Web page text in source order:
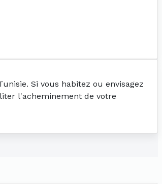
Si vous habitez ou envisagez
l'acheminement de votre